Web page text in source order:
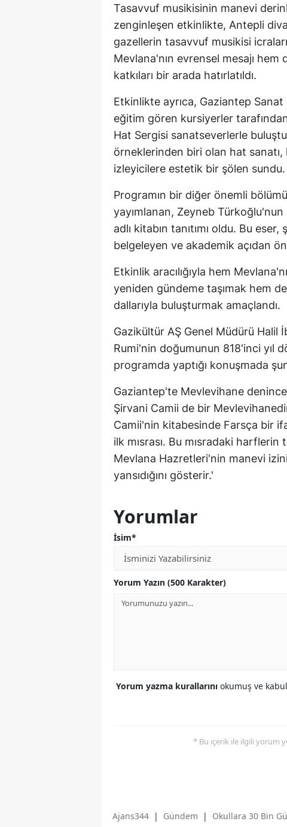
Tasavvuf musikisinin manevi
zenginleşen etkinlikte, Antepli
gazellerin tasavvuf musikisi
Mevlana'nın evrensel mesajı
katkıları bir arada hatırlatıldı.
Etkinlikte ayrıca, Gaziantep
eğitim gören kursiyerler
Hat Sergisi sanatseverlerle
örneklerinden biri olan hat sanatı,
izleyicilere estetik bir şölen sundu.
Programın bir diğer önemli
yayımlanan, Zeyneb
adlı kitabın tanıtımı oldu. Bu
belgeleyen ve akademik açıdan
Etkinlik aracılığıyla hem
yeniden gündeme taşımak hem
dallarıyla buluşturmak amaçlandı.
Gazikültür AŞ Genel Müdürü Halil
Rumi'nin doğumunun 818'inci yıl
programda yaptığı konuşmada
Gaziantep'te Mevlevihane
Şirvani Camii de bir
Camii'nin kitabesinde Farsça bir
ilk mısrası. Bu mısradaki harflerin
Mevlana Hazretleri'nin manevi
yansıdığını gösterir.'
Yorumlar
İsim*
Yorum Yazın (500 Karakter)
Yorum yazma kurallarını okumuş ve kabul
* Bu içerik ile ilgili yorum
Ajans344 | Gündem | Okullara 30 Bin